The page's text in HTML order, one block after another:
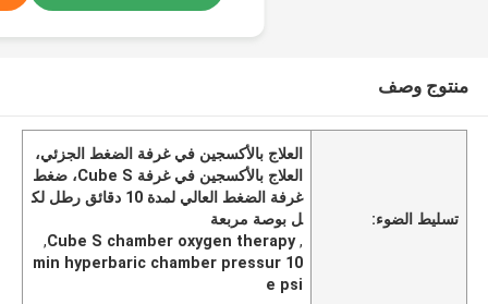
منتوج وصف
تسليط الضوء:
العلاج بالأكسجين في غرفة الضغط الجزئي،
العلاج بالأكسجين في غرفة Cube S، ضغط
غرفة الضغط العالي لمدة 10 دقائق رطل لك
ل بوصة مربعة
,
Cube S chamber oxygen therapy
,
10 min hyperbaric chamber pressur
e psi